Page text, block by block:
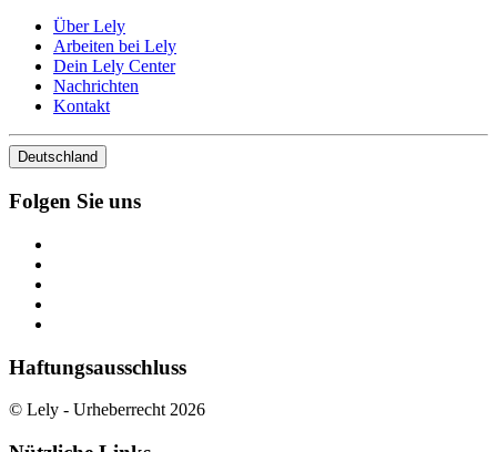
Über Lely
Arbeiten bei Lely
Dein Lely Center
Nachrichten
Kontakt
Deutschland
Folgen Sie uns
Haftungsausschluss
© Lely - Urheberrecht 2026